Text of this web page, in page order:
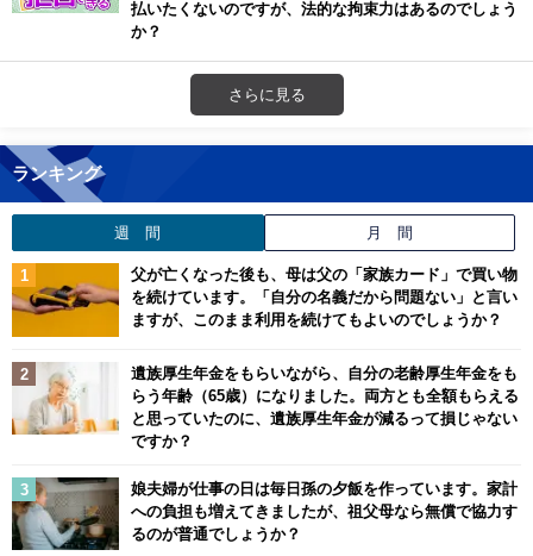
払いたくないのですが、法的な拘束力はあるのでしょう
か？
さらに見る
ランキング
週 間 月 間
父が亡くなった後も、母は父の「家族カード」で買い物
を続けています。「自分の名義だから問題ない」と言い
ますが、このまま利用を続けてもよいのでしょうか？
遺族厚生年金をもらいながら、自分の老齢厚生年金をも
らう年齢（65歳）になりました。両方とも全額もらえる
と思っていたのに、遺族厚生年金が減るって損じゃない
ですか？
娘夫婦が仕事の日は毎日孫の夕飯を作っています。家計
への負担も増えてきましたが、祖父母なら無償で協力す
るのが普通でしょうか？